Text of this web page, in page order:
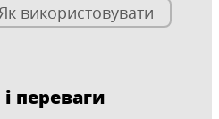
Як використовувати
переваги